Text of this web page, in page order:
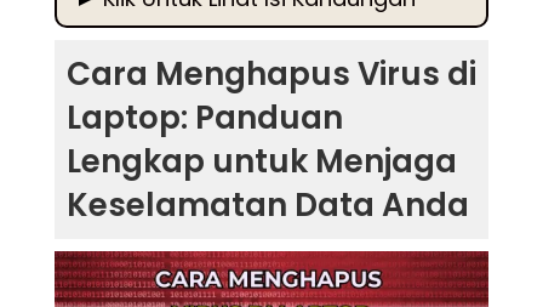
Lengkap untuk Menjaga Keselamatan Data
Anda
Apakah Itu Virus Komputer?
Cara Menghapus Virus di Laptop dengan
Cara Menghapus Virus di
Laptop: Panduan
Lengkap untuk Menjaga
Keselamatan Data Anda